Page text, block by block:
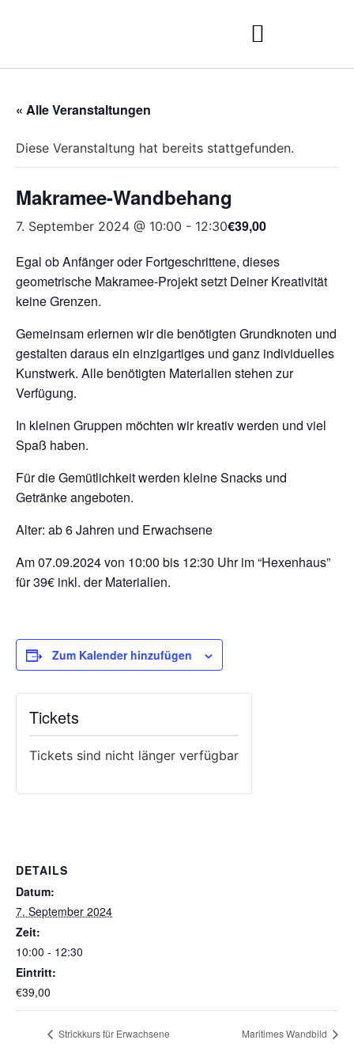
« Alle Veranstaltungen
Diese Veranstaltung hat bereits stattgefunden.
Makramee-Wandbehang
7. September 2024 @ 10:00 - 12:30€39,00
Egal ob Anfänger oder Fortgeschrittene, dieses
geometrische Makramee-Projekt setzt Deiner Kreativität
keine Grenzen.
Gemeinsam erlernen wir die benötigten Grundknoten und
gestalten daraus ein einzigartiges und ganz individuelles
Kunstwerk. Alle benötigten Materialien stehen zur
Verfügung.
In kleinen Gruppen möchten wir kreativ werden und viel
Spaß haben.
Für die Gemütlichkeit werden kleine Snacks und
Getränke angeboten.
Alter: ab 6 Jahren und Erwachsene
Am 07.09.2024 von 10:00 bis 12:30 Uhr im “Hexenhaus”
für 39€ inkl. der Materialien.
Zum Kalender hinzufügen
DETAILS
Datum:
7. September 2024
Zeit:
10:00 - 12:30
Eintritt:
€39,00
Tickets
Tickets sind nicht länger verfügbar
Strickkurs für Erwachsene Maritimes Wandbild